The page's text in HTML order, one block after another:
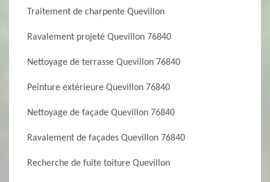
Traitement de charpente Quevillon
Ravalement projeté Quevillon 76840
Nettoyage de terrasse Quevillon 76840
Peinture extérieure Quevillon 76840
Nettoyage de façade Quevillon 76840
Ravalement de façades Quevillon 76840
Recherche de fuite toiture Quevillon